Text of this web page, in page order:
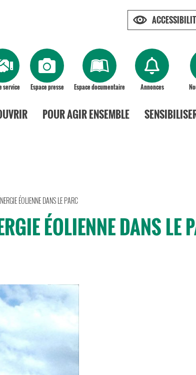
service Espace presse Espace documentaire Annonces
POUR AGIR ENSEMBLE
ÉOLIENNE DANS LE PARC
ÉOLIENNE DANS LE